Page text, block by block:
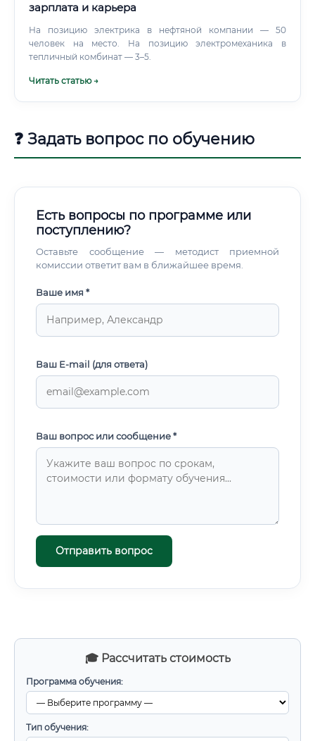
🎓 Рассчитать стоимость
Программа обучения:
Тип обучения:
зарплата и карьера
На позицию электрика в нефтяной компании — 50
человек на место. На позицию электромеханика в
тепличный комбинат — 3–5.
Читать статью →
❓ Задать вопрос по обучению
Есть вопросы по программе или
поступлению?
Оставьте сообщение — методист приемной
комиссии ответит вам в ближайшее время.
Ваше имя *
Ваш E-mail (для ответа)
Ваш вопрос или сообщение *
Отправить вопрос